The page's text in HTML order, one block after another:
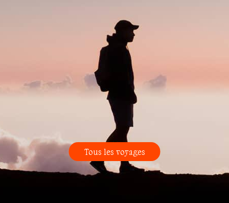
Tous les voyages